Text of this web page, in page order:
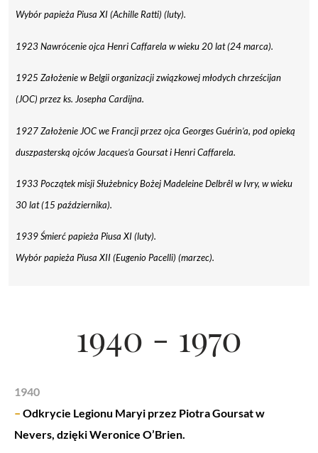
Wybór papieża Piusa XI (Achille Ratti) (luty).
1923 Nawrócenie ojca Henri Caffarela w wieku 20 lat (24 marca).
1925 Założenie w Belgii organizacji związkowej młodych chrześcijan
(JOC) przez ks. Josepha Cardijna.
1927 Założenie JOC we Francji przez ojca Georges Guérin’a, pod opieką
duszpasterską ojców Jacques’a Goursat i Henri Caffarela.
1933 Początek misji Służebnicy Bożej Madeleine Delbrêl w Ivry, w wieku
30 lat (15 października).
1939 Śmierć papieża Piusa XI (luty).
Wybór papieża Piusa XII (Eugenio Pacelli) (marzec).
1940 - 1970
1940
– Odkrycie Legionu Maryi przez Piotra Goursat w
Nevers, dzięki Weronice O’Brien.